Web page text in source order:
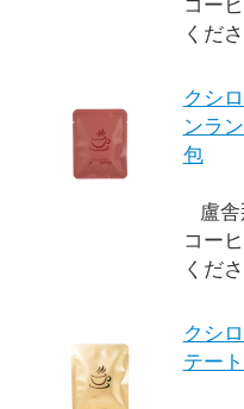
コー
くだ
クシ
ンラ
包
盧
コー
くだ
クシ
テー